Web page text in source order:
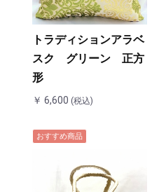
トラディションアラベ
スク グリーン 正方
形
￥ 6,600 (税込)
おすすめ商品